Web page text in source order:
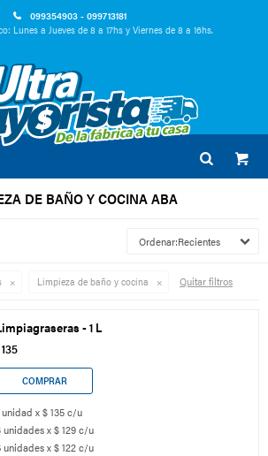
099354903 - 099713181
Lunes a Jueves de 8 a 17hs y Viernes de 8 a 16hs.
DE BAÑO Y COCINA ABA
Recientes
Limpieza de baño y cocina Quitar filtros
- 1 L
135
unidad x $ 135 c/u
unidades x $ 129 c/u
unidades x $ 122 c/u